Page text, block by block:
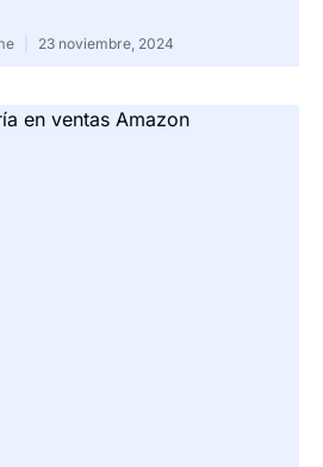
23 noviembre, 2024